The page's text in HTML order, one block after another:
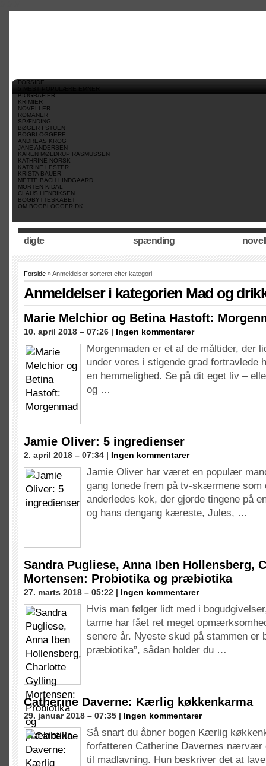
FORSIDE
5 MEST POPULÆRE EMNER
BIOGRAFIER
KRIMIER
NOVELLER
ROMANER
SPÆNDING
BØGER I STUEN
BOGBLOGGERE
ANDREAS KROG
JANE ANDERSEN
KAREN MØLDRUP RASMUSSEN
KATHRINE NORSK
KATRINE LESTER
KRISTA BAUER
METTE BACH LINDGAARD
MORTEN KIDAL
CLAUS HENRIKSEN
BOGBYTTESKABET
OM BOGBLOGGER.DK
digte spænding
Forside » Anmeldelser sorteret efter kategori
Anmeldelser i kategorien Mad og
Marie Melchior og Betina Hastoft:
10. april 2018 – 07:26 | Ingen kommentarer
Morgenmaden er et af de måltider, der
under vores i stigende grad fortravlede
en hemmelighed. Se på dit eget liv –
og …
Jamie Oliver: 5 ingredienser
2. april 2018 – 07:34 | Ingen kommentarer
Jamie Oliver har været en populær
gang tonede frem på tv-skærmene som
anderledes kok, der gjorde tingene på
og hans dengang kæreste, Jules, …
Sandra Pugliese, Anna Iben Hollensberg,
Mortensen: Probiotika og præbiotika
27. marts 2018 – 05:22 | Ingen kommentarer
Hvis man følger lidt med i
tarme har fået ret meget
senere år. Nyeste skud på stammen er
præbiotika”, sådan holder du …
Catherine Daverne: Kærlig køkkenkarma
29. januar 2018 – 07:35 | Ingen kommentarer
Så snart du åbner bogen Kærlig
forfatteren Catherine Davernes nærvær
til madlavning. Hun beskriver det at